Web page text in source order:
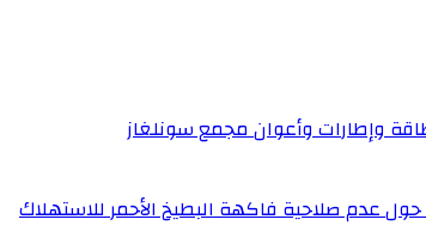
وإطارات وأعوان مجمع سونلغاز
حول عدم صلاحية فاكهة البطيخ الأحمر للاستهلاك